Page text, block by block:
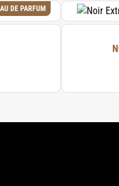
DE PARFUM